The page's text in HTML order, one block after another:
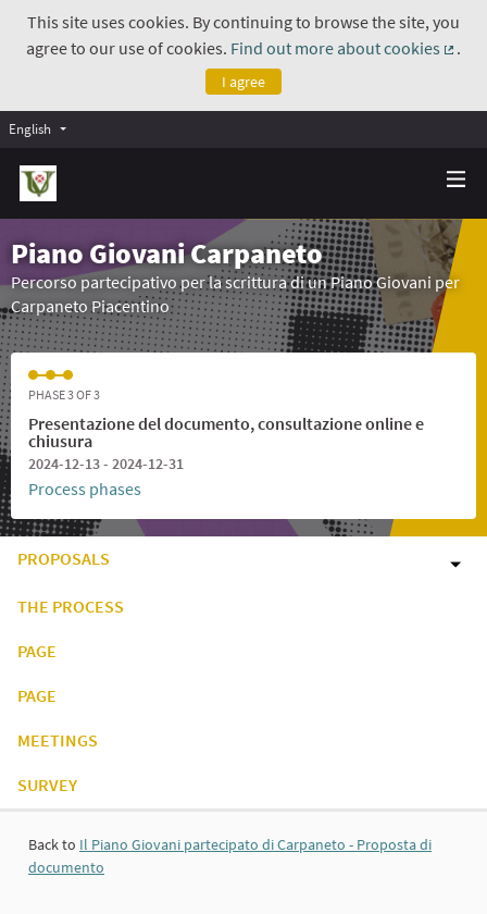
This site uses cookies. By continuing to browse the site, you
agree to our use of cookies. Find out more about cookies
.
I agree
English
Piano Giovani Carpaneto
Percorso partecipativo per la scrittura di un Piano Giovani per
Carpaneto Piacentino
PHASE 3 OF 3
Presentazione del documento, consultazione online e
chiusura
2024-12-13 - 2024-12-31
Process phases
PROPOSALS
THE PROCESS
PAGE
PAGE
MEETINGS
SURVEY
Back to Il Piano Giovani partecipato di Carpaneto - Proposta di
documento